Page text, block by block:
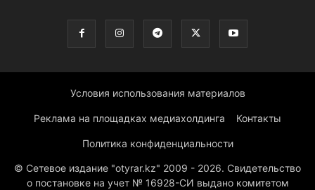
Условия использования материалов
Реклама на площадках медиахолдинга Контакты
Политика конфиденциальности
© Сетевое издание "otyrar.kz" 2009 - 2026. Свидетельство
о постановке на учет № 16928-СИ выдано комитетом